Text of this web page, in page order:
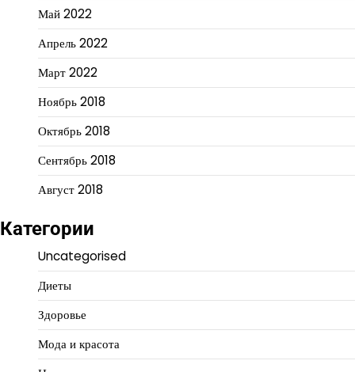
Май 2022
Апрель 2022
Март 2022
Ноябрь 2018
Октябрь 2018
Сентябрь 2018
Август 2018
Категории
Uncategorised
Диеты
Здоровье
Мода и красота